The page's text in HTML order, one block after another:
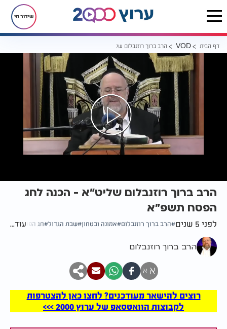
שידור חי
דף הבית VOD הרב ברוך רוזנבלום שליט"א - הכנה לחג הפסח תשפ"א
הרב ברוך רוזנבלום שליט"א - הכנה לחג
הפסח תשפ"א
לפני 5 שנים הרב ברוך רוזנבלום אמונה ובטחון שבת הגדול חג הפסחעוד...
הרב ברוך רוזנבלום
א א
רוצים להישאר מעודכנים? לחצו כאן להצטרפות
לקבוצות הוואטסאפ של ערוץ 2000 >>>